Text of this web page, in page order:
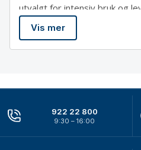
utvalgt for intensiv bruk og
spesifikasjoner og
nettbutikken med rask
kategorier som elektrisk
Vis mer
922 22 800
9:30 – 16:00